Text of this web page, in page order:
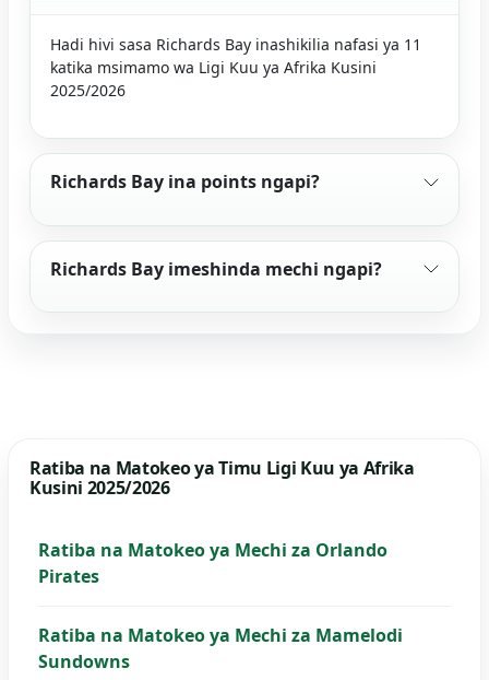
Hadi hivi sasa Richards Bay inashikilia nafasi ya 11
katika msimamo wa Ligi Kuu ya Afrika Kusini
2025/2026
Richards Bay ina points ngapi?
Richards Bay imeshinda mechi ngapi?
Ratiba na Matokeo ya Timu Ligi Kuu ya Afrika
Kusini 2025/2026
Ratiba na Matokeo ya Mechi za Orlando
Pirates
Ratiba na Matokeo ya Mechi za Mamelodi
Sundowns